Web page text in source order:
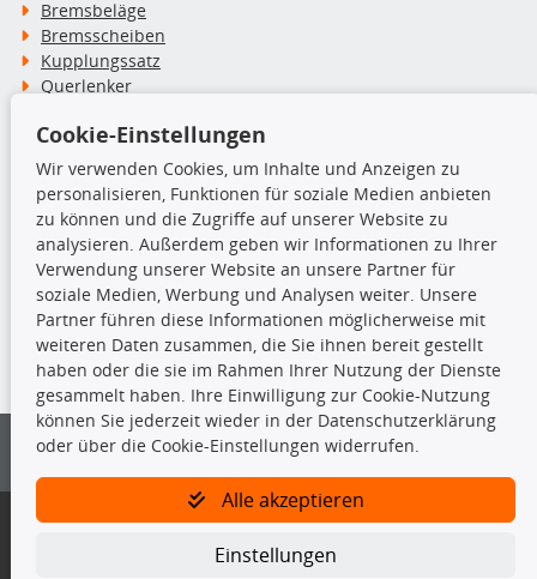
Bremsbeläge
Bremsscheiben
Kupplungssatz
Querlenker
Stoßdämpfer
TecDoc Inside
Die hier angezeigten Daten insbesondere die gesamte Datenbank dürfen
nicht kopiert werden.
Es ist zu unterlassen, die Daten oder die gesamte Datenbank ohne
vorherige Zustimmung von TecDoc zu vervielfältigen, zu verbreiten
und/oder diese Handlungen durch Dritte ausführen zu lassen. Ein
Bitte prüfen Sie, ob das über unseren Onlineshop identifizierte Ersatzteil
Gegebenenfalls sind ergänzende Informationen notwendig, um
Cookie-Einstellungen
Wir verwenden Cookies, um Inhalte und Anzeigen zu
personalisieren, Funktionen für soziale Medien anbieten
zu können und die Zugriffe auf unserer Website zu
analysieren. Außerdem geben wir Informationen zu Ihrer
Verwendung unserer Website an unsere Partner für
soziale Medien, Werbung und Analysen weiter. Unsere
Partner führen diese Informationen möglicherweise mit
weiteren Daten zusammen, die Sie ihnen bereit gestellt
haben oder die sie im Rahmen Ihrer Nutzung der Dienste
gesammelt haben. Ihre Einwilligung zur Cookie-Nutzung
können Sie jederzeit wieder in der Datenschutzerklärung
oder über die Cookie-Einstellungen widerrufen.
Alle akzeptieren
Einstellungen